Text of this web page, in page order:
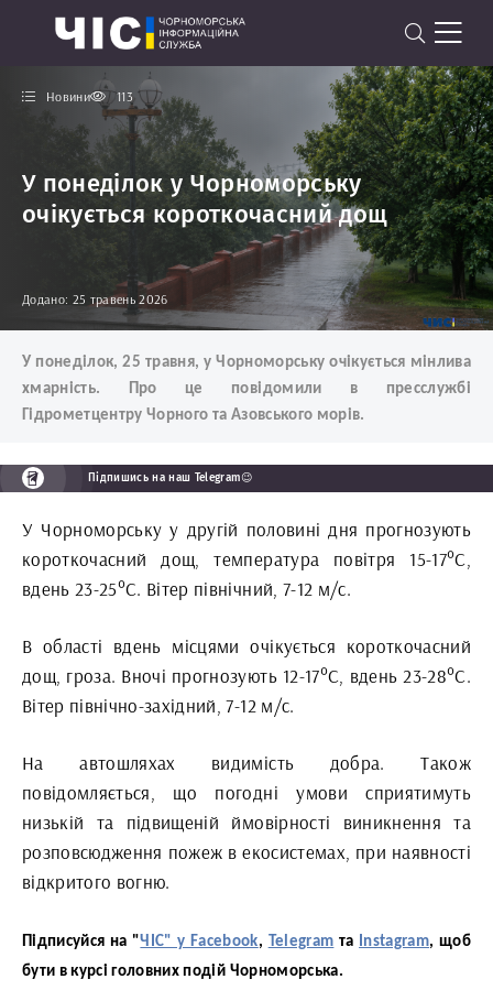
Новини 113
У понеділок у Чорноморську
очікується короткочасний дощ
Додано: 25 травень 2026
У понеділок, 25 травня, у Чорноморську очікується мінлива
хмарність. Про це повідомили в пресслужбі
Гідрометцентру Чорного та Азовського морів.
Підпишись на наш Telegram😉
У Чорноморську у другій половині дня прогнозують
короткочасний дощ, температура повітря 15-17°С,
вдень 23-25°С. Вітер північний, 7-12 м/с.
В області вдень місцями очікується короткочасний
дощ, гроза. Вночі прогнозують 12-17°С, вдень 23-28°С.
Вітер північно-західний, 7-12 м/с.
На автошляхах видимість добра. Також
повідомляється, що погодні умови сприятимуть
низькій та підвищеній ймовірності виникнення та
розповсюдження пожеж в екосистемах, при наявності
відкритого вогню.
Підписуйся на "ЧІС" у Facebook, Telegram та Instagram, щоб
бути в курсі головних подій Чорноморська.